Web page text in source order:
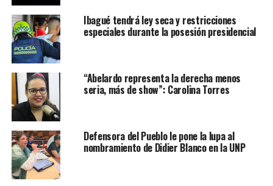
Ibagué tendrá ley seca y restricciones
especiales durante la posesión presidencial
“Abelardo representa la derecha menos
seria, más de show”: Carolina Torres
Defensora del Pueblo le pone la lupa al
nombramiento de Didier Blanco en la UNP